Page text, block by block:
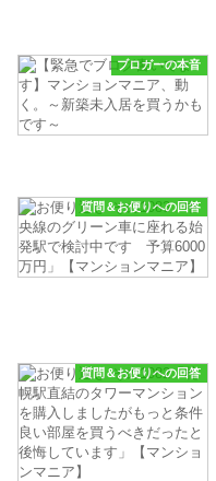
ブロガーの本音
質問＆お便りへの回答
質問＆お便りへの回答